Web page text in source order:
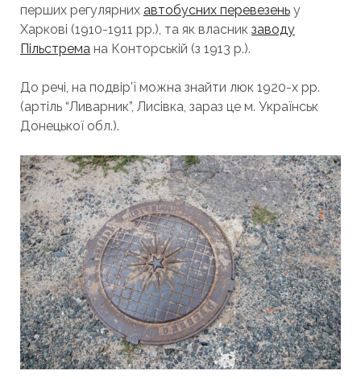
перших регулярних автобусних перевезеньу
Харкові (1910-1911 рр.), та як власник заводу
Пільстремана Конторській (з 1913 р.).
До речі, на подвір’ї можна знайти люк 1920-х рр.
(артіль “Ливарник”, Лисівка, зараз це м. Українськ
Донецької обл.).